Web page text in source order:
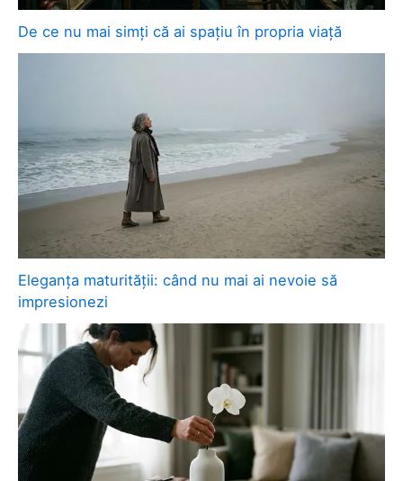
De ce nu mai simți că ai spațiu în propria viață
Eleganța maturității: când nu mai ai nevoie să
impresionezi